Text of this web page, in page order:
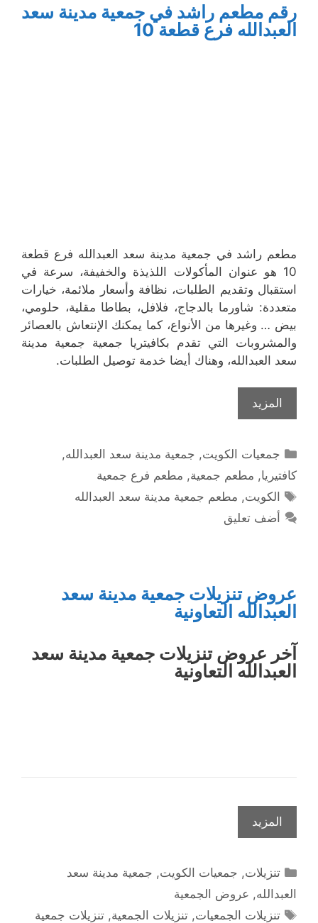
رقم مطعم راشد في جمعية مدينة سعد
العبدالله فرع قطعة 10
مطعم راشد في جمعية مدينة سعد العبدالله فرع قطعة
10 هو عنوان المأكولات اللذيذة والخفيفة، سرعة في
استقبال وتقديم الطلبات، نظافة وأسعار ملائمة، خيارات
متعددة: شاورما بالدجاج، فلافل، بطاطا مقلية، حلومي،
بيض … وغيرها من الأنواع، كما يمكنك الإنتعاش بالعصائر
والمشروبات التي تقدم بكافيتريا جمعية جمعية مدينة
سعد العبدالله، وهناك أيضا خدمة توصيل الطلبات.
المزيد
التصنيفات
جمعيات الكويت, جمعية مدينة سعد العبدالله,
كافتيريا, مطعم جمعية, مطعم فرع جمعية
الوسوم
الكويت, مطعم جمعية مدينة سعد العبدالله
أضف تعليق
عروض تنزيلات جمعية مدينة سعد
العبدالله التعاونية
آخر عروض تنزيلات جمعية مدينة سعد
العبدالله التعاونية
المزيد
التصنيفات
تنزيلات, جمعيات الكويت, جمعية مدينة سعد
العبدالله, عروض الجمعية
الوسوم
تنزيلات الجمعيات,تنزيلات الجمعية,تنزيلات جمعية